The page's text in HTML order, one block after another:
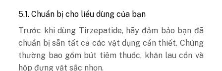
5.1. Chuẩn bị cho liều dùng của bạn
Trước khi dùng Tirzepatide, hãy đảm bảo bạn đã
chuẩn bị sẵn tất cả các vật dụng cần thiết. Chúng
thường bao gồm bút tiêm thuốc, khăn lau cồn và
hộp đựng vật sắc nhọn.